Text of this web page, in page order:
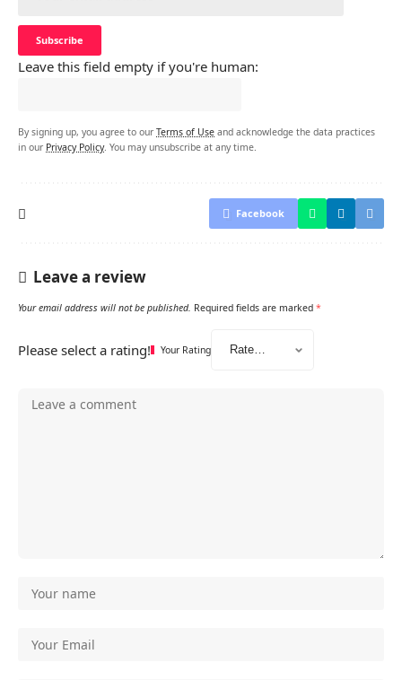
Leave this field empty if you're human:
By signing up, you agree to our Terms of Use and acknowledge the data practices
in our Privacy Policy. You may unsubscribe at any time.
Facebook
Leave a review
Your email address will not be published. Required fields are marked *
Please select a rating! Your Rating